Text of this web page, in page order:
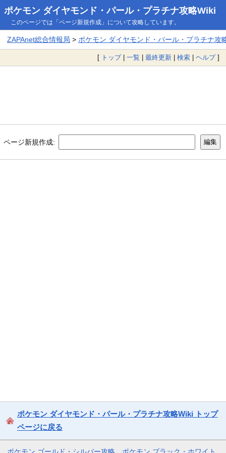
ポケモン ダイヤモンド・パール・プラチナ攻略Wiki
このページでは「ページ新規作成」について攻略しています。
ZAPAnet総合情報局 > ポケモン ダイヤモンド・パール・プラチナ攻
[ トップ| 一覧 | 最終更新 | 検索 | ヘルプ]
ページ新規作成:
ポケモン ダイヤモンド・パール・プラチナ攻略Wiki トップ
ページに戻る
ポケモン ゴールド・シルバー攻略 ポケモン ブラック・ホワイト